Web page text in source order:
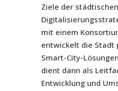
Ziele der städtischen
mit einem
entwickelt die Stadt
Smart-City-
dient dann als
Entwicklung und